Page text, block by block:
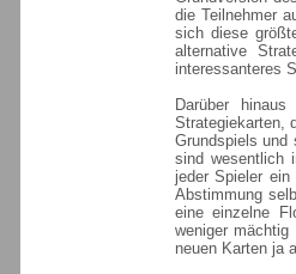
die Teilnehmer
sich diese
alternative
interessanteres
Darüber
Strategiekarten,
Grundspiels
sind wesentlich
jeder Spieler
Abstimmung
eine einzelne
weniger
neuen Karten ja